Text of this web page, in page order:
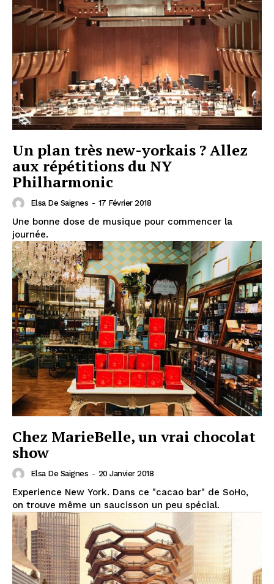
Un plan très new-yorkais ? Allez
aux répétitions du NY
Philharmonic
Elsa De Saignes - 17 Février 2018
Une bonne dose de musique pour commencer la
journée.
Chez MarieBelle, un vrai chocolat
show
Elsa De Saignes - 20 Janvier 2018
Experience New York. Dans ce "cacao bar" de SoHo,
on trouve même un saucisson un peu spécial.